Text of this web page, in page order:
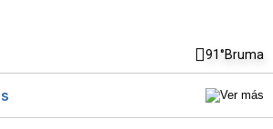
91°Bruma